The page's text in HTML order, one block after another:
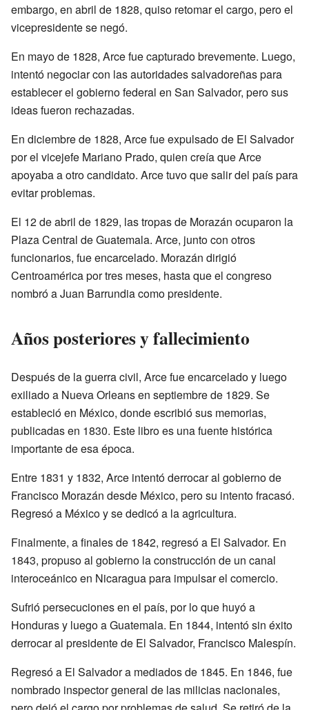
embargo, en abril de 1828, quiso retomar el cargo, pero el
vicepresidente se negó.
En mayo de 1828, Arce fue capturado brevemente. Luego,
intentó negociar con las autoridades salvadoreñas para
establecer el gobierno federal en San Salvador, pero sus
ideas fueron rechazadas.
En diciembre de 1828, Arce fue expulsado de El Salvador
por el vicejefe Mariano Prado, quien creía que Arce
apoyaba a otro candidato. Arce tuvo que salir del país para
evitar problemas.
El 12 de abril de 1829, las tropas de Morazán ocuparon la
Plaza Central de Guatemala. Arce, junto con otros
funcionarios, fue encarcelado. Morazán dirigió
Centroamérica por tres meses, hasta que el congreso
nombró a Juan Barrundia como presidente.
Años posteriores y fallecimiento
Después de la guerra civil, Arce fue encarcelado y luego
exiliado a Nueva Orleans en septiembre de 1829. Se
estableció en México, donde escribió sus memorias,
publicadas en 1830. Este libro es una fuente histórica
importante de esa época.
Entre 1831 y 1832, Arce intentó derrocar al gobierno de
Francisco Morazán desde México, pero su intento fracasó.
Regresó a México y se dedicó a la agricultura.
Finalmente, a finales de 1842, regresó a El Salvador. En
1843, propuso al gobierno la construcción de un canal
interoceánico en Nicaragua para impulsar el comercio.
Sufrió persecuciones en el país, por lo que huyó a
Honduras y luego a Guatemala. En 1844, intentó sin éxito
derrocar al presidente de El Salvador, Francisco Malespín.
Regresó a El Salvador a mediados de 1845. En 1846, fue
nombrado inspector general de las milicias nacionales,